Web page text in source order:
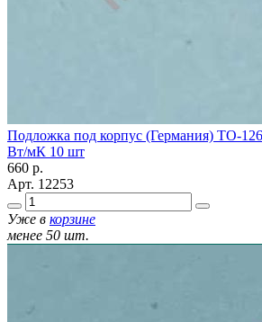
Подложка под корпус (Германия) ТО-
Вт/мК 10 шт
660 р.
Арт. 12253
Уже в корзине
менее 50 шт.